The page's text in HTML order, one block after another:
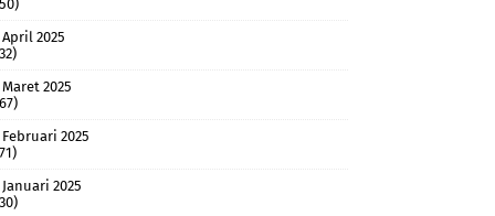
April 2025
Maret 2025
Februari 2025
Januari 2025